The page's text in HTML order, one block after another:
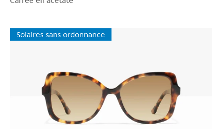
Solaires sans ordonnance